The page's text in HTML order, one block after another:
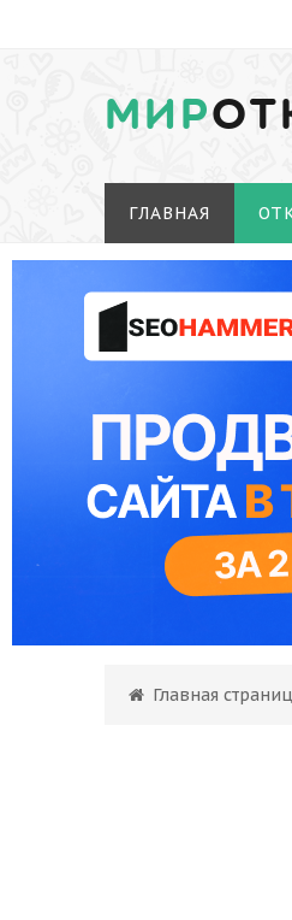
МИР
ГЛАВНАЯ
Главная